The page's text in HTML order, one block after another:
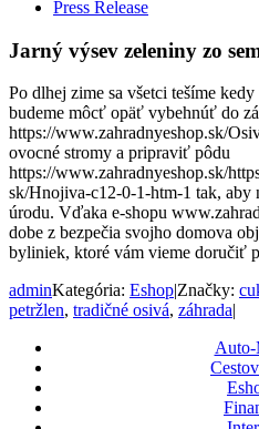
Press Release
Jarný výsev zeleniny zo
Po dlhej zime sa všetci tešíme
budeme môcť opäť vybehnúť do
https://www.zahradnyeshop.sk/
ovocné stromy a pripraviť pôdu
https://www.zahradnyeshop.sk/
sk/Hnojiva-c12-0-1-htm-1 tak, aby
úrodu. Vďaka e-shopu
dobe z bezpečia svojho domova
byliniek, ktoré vám vieme doručiť
adminKategória: Eshop|Značky:
petržlen, tradičné osivá, záhrada|
Auto-